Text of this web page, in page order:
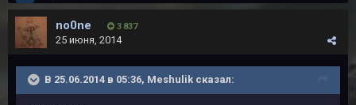
no0ne 3 837
25 июня, 2014
В 25.06.2014 в 05:36, Meshulik сказал: